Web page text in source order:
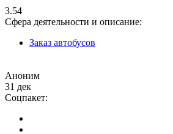
3.54
Сфера деятельности и описание:
Заказ автобусов
Аноним
31 дек
Соцпакет: